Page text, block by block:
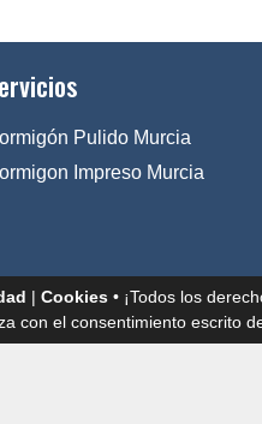
Pulido Murcia
Impreso Murcia
| Cookies • ¡Todos los
con el consentimiento escrito